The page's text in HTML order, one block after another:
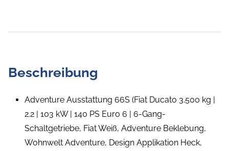
Beschreibung
Adventure Ausstattung 66S (Fiat Ducato 3.500 kg |
2.2 | 103 kW | 140 PS Euro 6 | 6-Gang-
Schaltgetriebe, Fiat Weiß, Adventure Beklebung,
Wohnwelt Adventure, Design Applikation Heck,